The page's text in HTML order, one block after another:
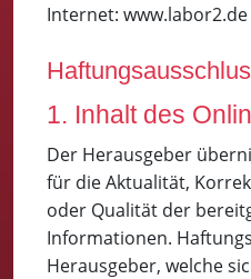
Internet: www.labor2.de
1. Inhalt des
Der Herausgeber
für die Aktualität,
oder Qualität der
Informationen.
Herausgeber, welche